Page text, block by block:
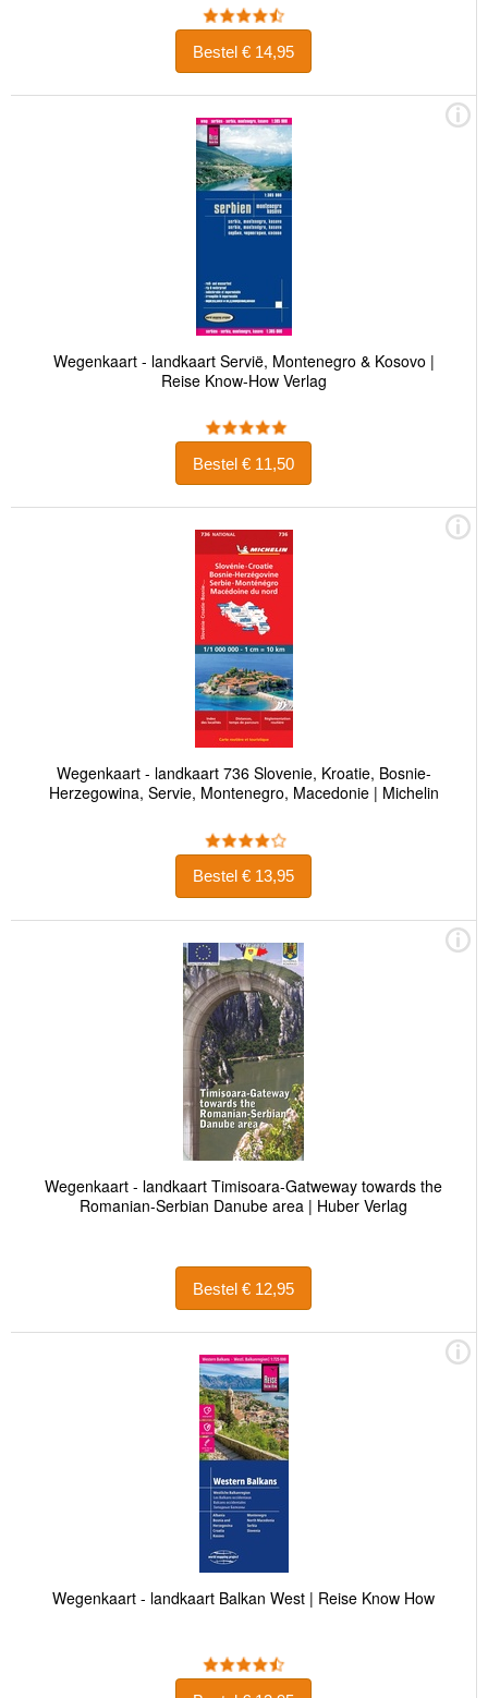
Bestel € 14,95
Wegenkaart - landkaart Servië, Montenegro & Kosovo |
Reise Know-How Verlag
Bestel € 11,50
Wegenkaart - landkaart 736 Slovenie, Kroatie, Bosnie-
Herzegowina, Servie, Montenegro, Macedonie | Michelin
Bestel € 13,95
Wegenkaart - landkaart Timisoara-Gatweway towards the
Romanian-Serbian Danube area | Huber Verlag
Bestel € 12,95
Wegenkaart - landkaart Balkan West | Reise Know How